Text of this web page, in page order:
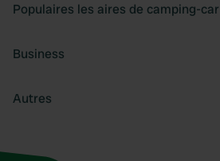
Populaires les aires de camping-car
Business
Autres